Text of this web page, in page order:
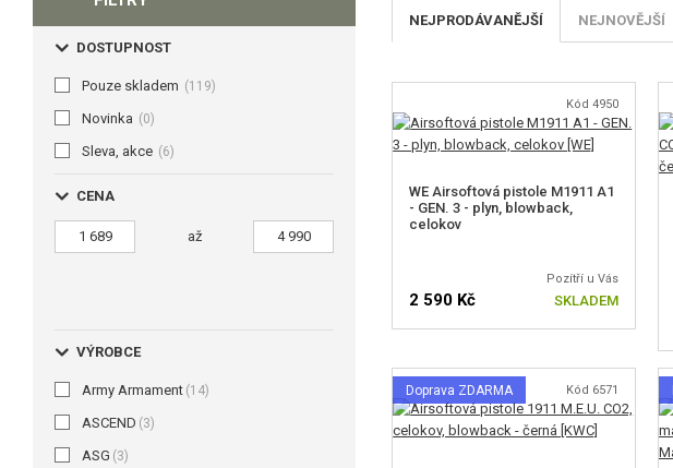
DOSTUPNOST
Pouze skladem (119)
Novinka (0)
Sleva, akce (6)
CENA
až
VÝROBCE
Army Armament (14)
ASCEND (3)
ASG (3)
NEJPRODÁVANĚJŠÍ NEJNOVĚJŠÍ
Kód 4950
WE Airsoftová pistole M1911 A1
- GEN. 3 - plyn, blowback,
celokov
Pozítří u Vás
2 590 Kč SKLADEM
Doprava ZDARMA Kód 6571